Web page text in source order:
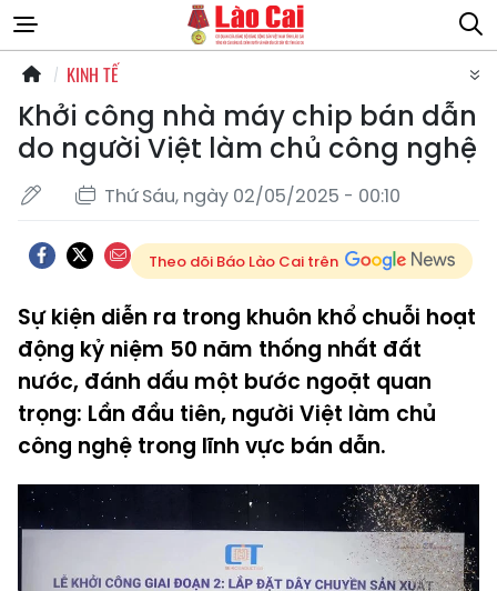
KINH TẾ
Khởi công nhà máy chip bán dẫn
do người Việt làm chủ công nghệ
Thứ Sáu, ngày 02/05/2025 - 00:10
Theo dõi Báo Lào Cai trên
Sự kiện diễn ra trong khuôn khổ chuỗi hoạt
động kỷ niệm 50 năm thống nhất đất
nước, đánh dấu một bước ngoặt quan
trọng: Lần đầu tiên, người Việt làm chủ
công nghệ trong lĩnh vực bán dẫn.